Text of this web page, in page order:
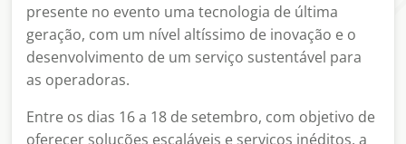
presente no evento uma tecnologia de última
geração, com um nível altíssimo de inovação e o
desenvolvimento de um serviço sustentável para
as operadoras.
Entre os dias 16 a 18 de setembro, com objetivo de
oferecer soluções escaláveis e serviços inéditos, a